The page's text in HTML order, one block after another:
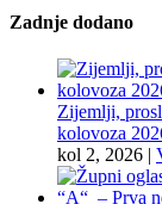
Zadnje dodano
Zijemlji,
kolovoza
kol 2, 2026 |